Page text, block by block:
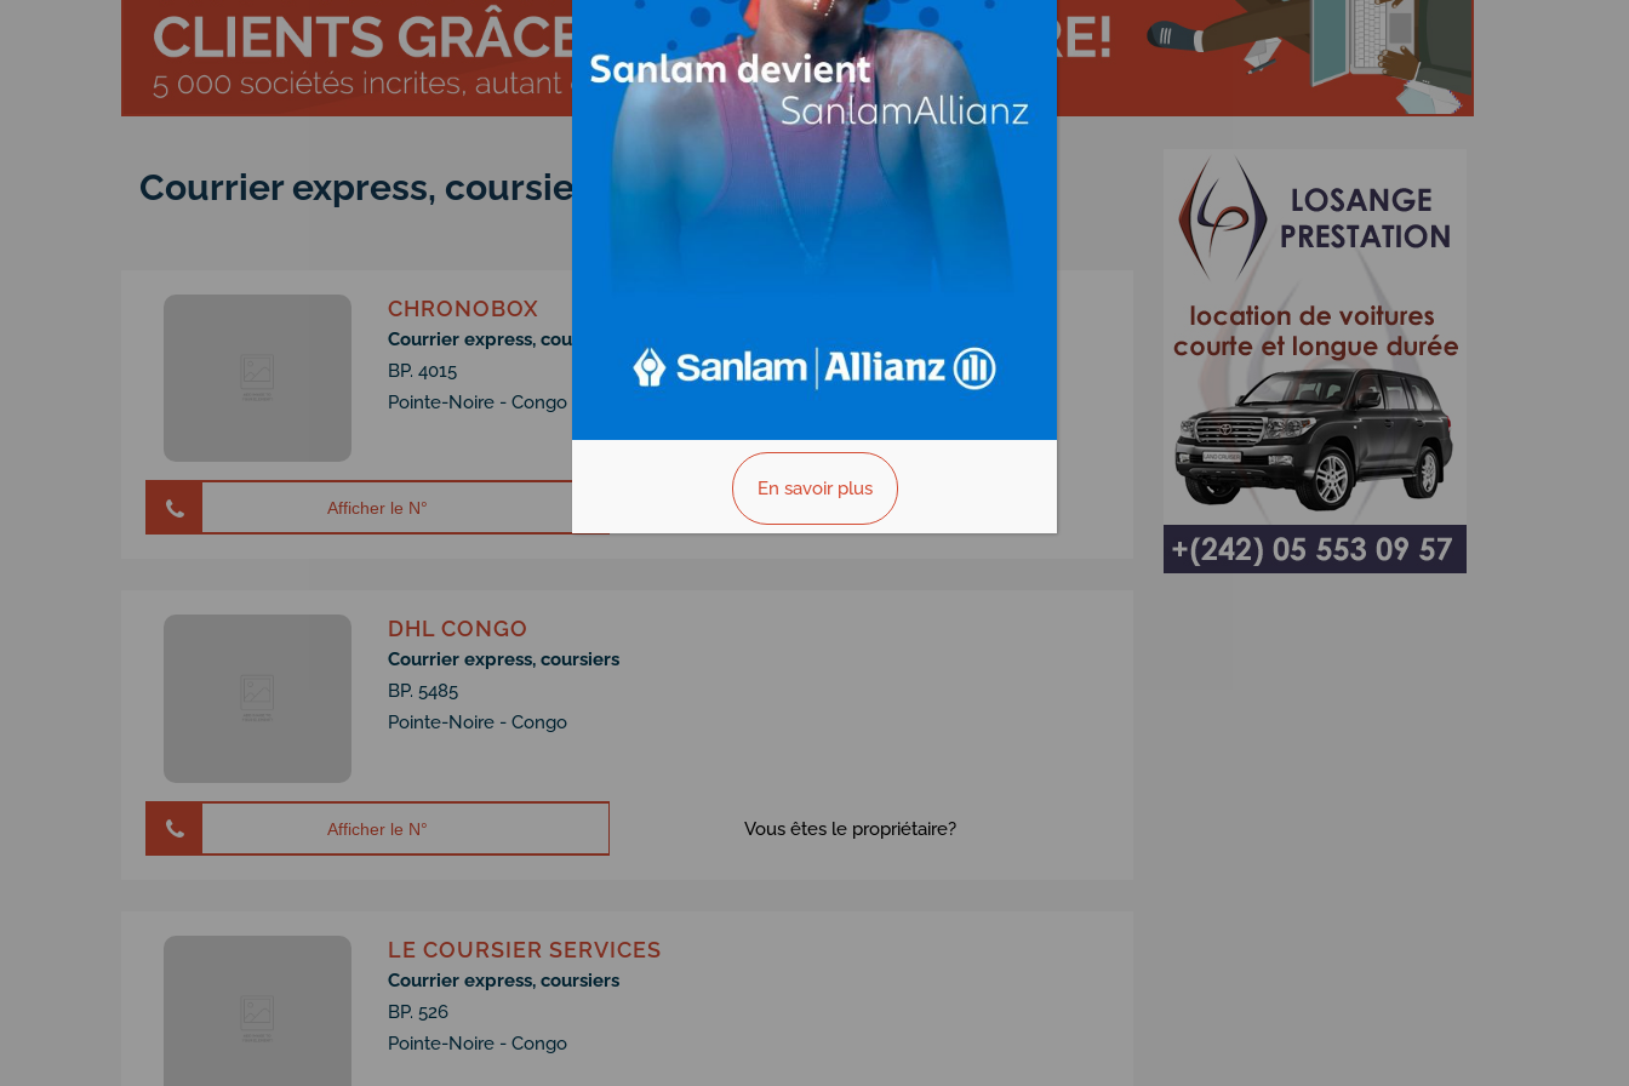
Courrier express, coursiers auCongo
CHRONOBOX
Courrier express, coursiers
BP. 4015
Pointe-Noire - Congo
Afficher le N° Vous êtes le propriétaire?
DHL CONGO
Courrier express, coursiers
BP. 5485
Pointe-Noire - Congo
Afficher le N° Vous êtes le propriétaire?
LE COURSIER SERVICES
Courrier express, coursiers
BP. 526
Pointe-Noire - Congo
En savoir plus